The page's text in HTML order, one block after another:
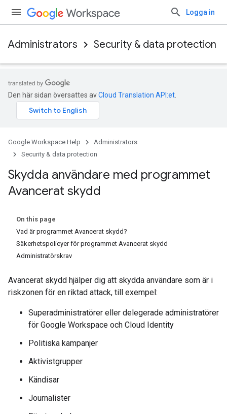
Logga in
Administrators Security & data protection
Den här sidan översattes avCloud Translation API:et
Google Workspace Help
Administrators
Security & data protection
Skydda användare med programmet
Avancerat skydd
On this page
Vad är programmet Avancerat skydd?
Säkerhetspolicyer för programmet Avancerat skydd
Administratörskrav
Avancerat skydd hjälper dig att skydda användare som är i
riskzonen för en riktad attack, till exempel:
Superadministratörer eller delegerade administratörer
för Google Workspace och Cloud Identity
Politiska kampanjer
Aktivistgrupper
Kändisar
Journalister